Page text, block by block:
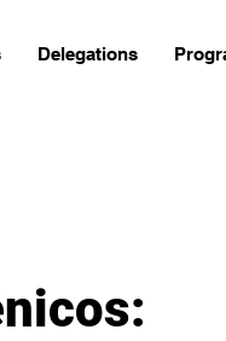
Delegations